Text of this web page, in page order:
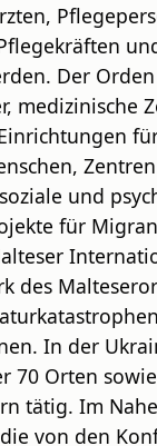
Der
medizinische
und
für
des
In der
70 Orten
tätig. Im
von den